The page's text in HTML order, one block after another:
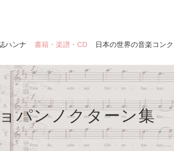
ハンナ 書籍・楽譜・CD 日本の世界の音楽コン
パンノクターン集